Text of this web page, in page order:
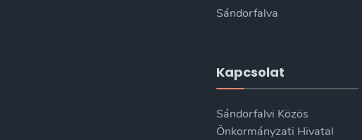
Sándorfalva
Kapcsolat
Sándorfalvi Közös
Önkormányzati Hivatal